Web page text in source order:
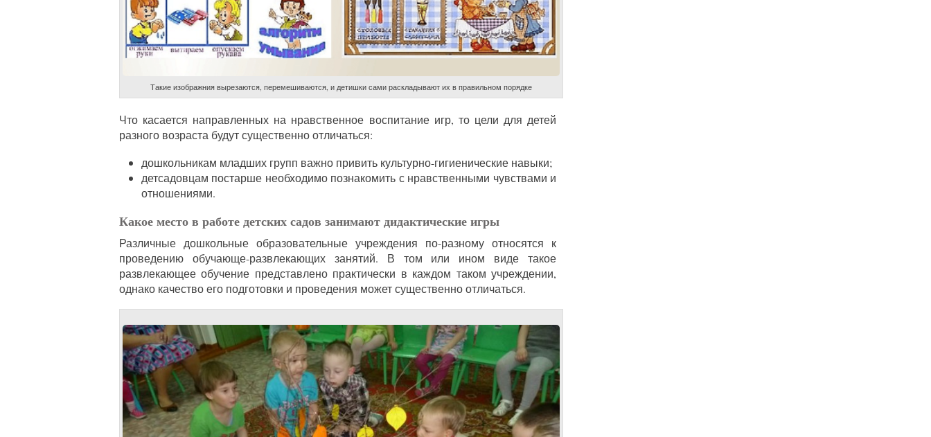
Такие изображния вырезаются, перемешиваются, и детишки сами раскладывают их в правильном порядке
Что касается направленных на нравственное воспитание игр, то цели для детей
разного возраста будут существенно отличаться:
дошкольникам младших групп важно привить культурно-гигиенические навыки;
детсадовцам постарше необходимо познакомить с нравственными чувствами и
отношениями.
Какое место в работе детских садов занимают дидактические игры
Различные дошкольные образовательные учреждения по-разному относятся к
проведению обучающе-развлекающих занятий. В том или ином виде такое
развлекающее обучение представлено практически в каждом таком учреждении,
однако качество его подготовки и проведения может существенно отличаться.